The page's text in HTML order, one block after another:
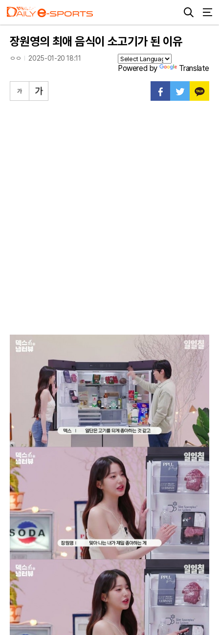
장원영의 최애 음식이 소고기가 된 이유
ㅇㅇ 2025-01-20 18:11
Powered by Translate